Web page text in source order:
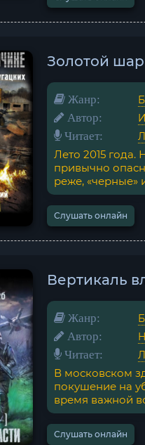
Золотой
Жанр:
Автор:
Читает:
Лето 2015
привычно
реже, «черные»
Слушать онлайн
Вертикаль
Жанр:
Автор:
Читает:
В московском
покушение на
время важной
Слушать онлайн